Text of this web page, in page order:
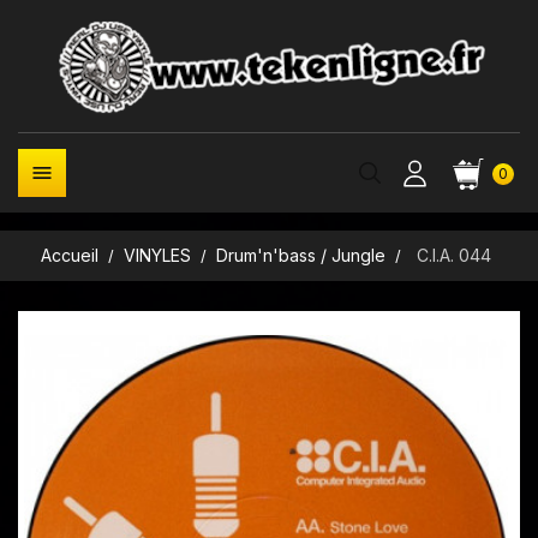
0

Accueil VINYLES Drum'n'bass / Jungle C.I.A. 044